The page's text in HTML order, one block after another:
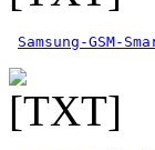
Samsung-GSM-